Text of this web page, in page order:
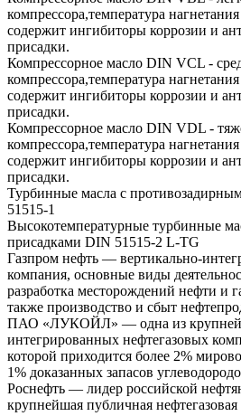
компрессора,температура
содержит ингибиторы коррозии и
присадки.
Компрессорное масло DIN VCL -
компрессора,температура
содержит ингибиторы коррозии и
присадки.
Компрессорное масло DIN VDL -
компрессора,температура
содержит ингибиторы коррозии и
присадки.
Турбинные масла с
51515-1
Высокотемпературные турбинные
присадками DIN 51515-2 L-TG
Газпром нефть — вертикально-
компания, основные виды
разработка месторождений нефти и
также производство и сбыт
ПАО «ЛУКОЙЛ» — одна из
интегрированных нефтегазовых
которой приходится более 2%
1% доказанных запасов
Роснефть — лидер российской
крупнейшая публичная